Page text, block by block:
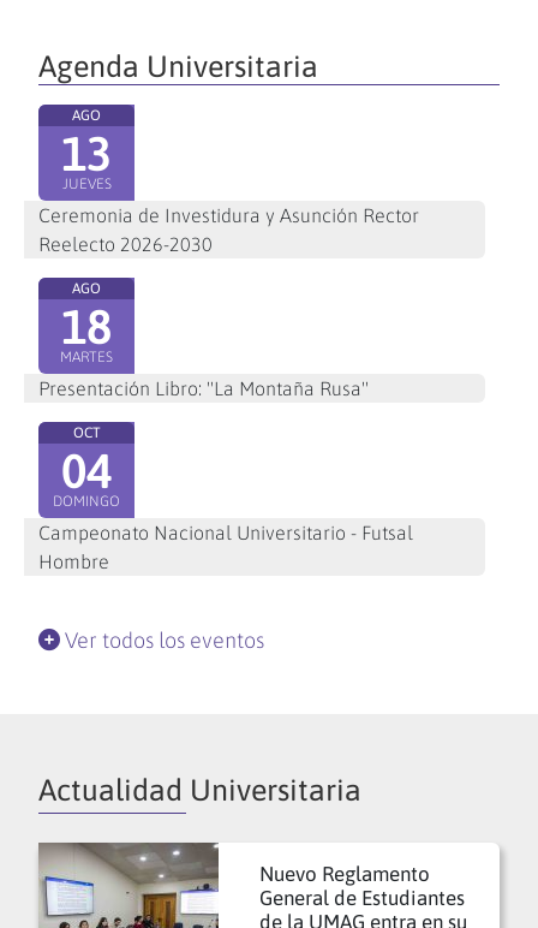
Agenda Universitaria
AGO
13
JUEVES
Ceremonia de Investidura y Asunción Rector
Reelecto 2026-2030
AGO
18
MARTES
Presentación Libro: "La Montaña Rusa"
OCT
04
DOMINGO
Campeonato Nacional Universitario - Futsal
Hombre
Ver todos los eventos
Actualidad Universitaria
Nuevo Reglamento
General de Estudiantes
de la UMAG entra en su